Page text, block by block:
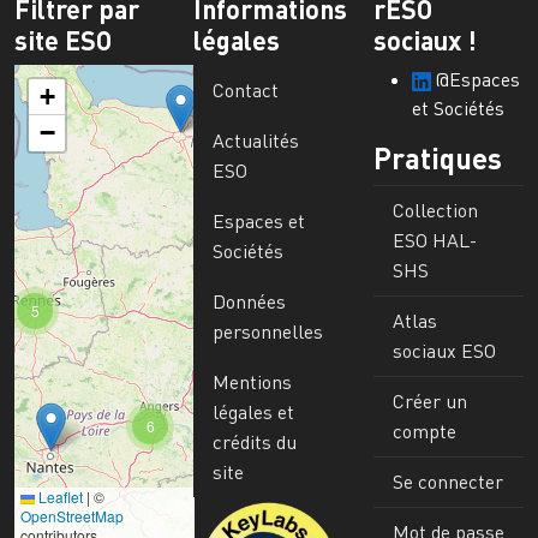
Filtrer par
site ESO
6
5
+
−
Leaflet | ©
OpenStreetMap
Informations
légales
Contact
Actualités
ESO
Espaces et
Sociétés
Données
personnelles
Mentions
légales et
crédits du
site
Image
rESO
sociaux !
@Espaces
et Sociétés
Pratiques
Collection
ESO HAL-
SHS
Atlas
sociaux ESO
Créer un
compte
Se connecter
Mot de passe